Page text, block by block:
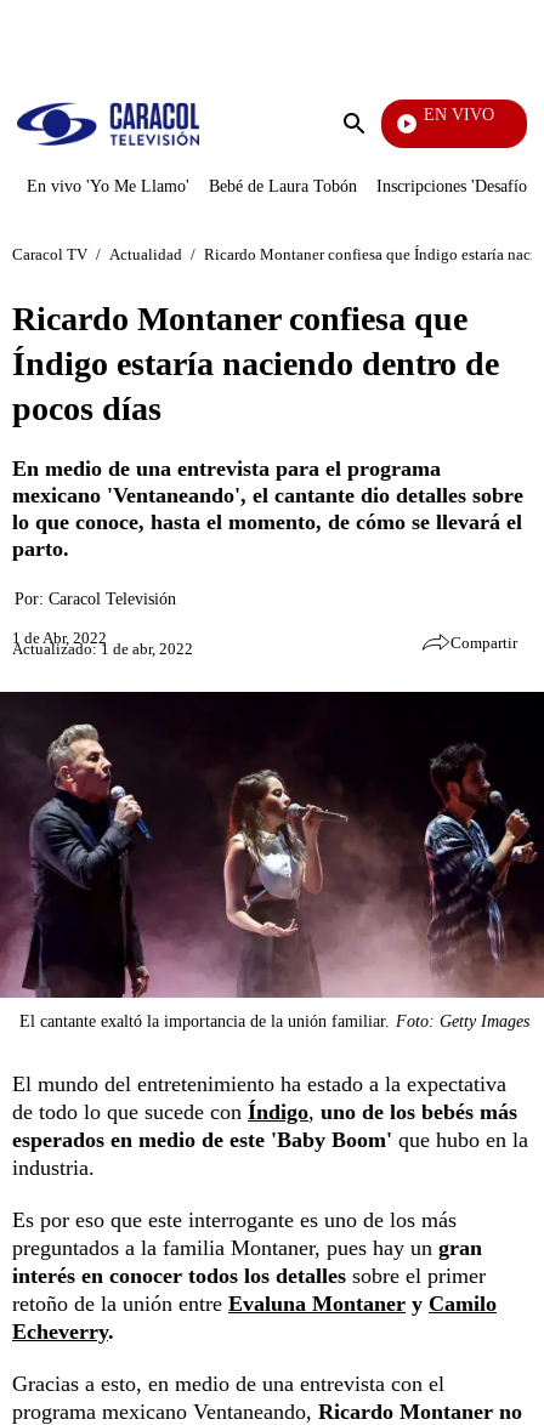
Enviar
EN VIVO
La
En vivo 'Yo Me Llamo' Bebé de Laura Tobón Inscripciones 'Desafío'
Caracol TV / Actualidad / Ricardo Montaner confiesa que Índigo estaría
Ricardo Montaner confiesa que
Índigo estaría naciendo dentro de
pocos días
En medio de una entrevista para el programa
mexicano 'Ventaneando', el cantante dio detalles sobre
lo que conoce, hasta el momento, de cómo se llevará el
parto.
Por: Caracol Televisión
1 de Abr, 2022
Actualizado: 1 de abr, 2022 Compartir
El cantante exaltó la importancia de la unión familiar. Foto: Getty Images
El mundo del entretenimiento ha estado a la expectativa
de todo lo que sucede con Índigo, uno de los bebés más
esperados en medio de este 'Baby Boom' que hubo en la
industria.
Es por eso que este interrogante es uno de los más
preguntados a la familia Montaner, pues hay un gran
interés en conocer todos los detalles sobre el primer
retoño de la unión entre Evaluna Montaner y Camilo
Echeverry.
Gracias a esto, en medio de una entrevista con el
programa mexicano Ventaneando, Ricardo Montaner no